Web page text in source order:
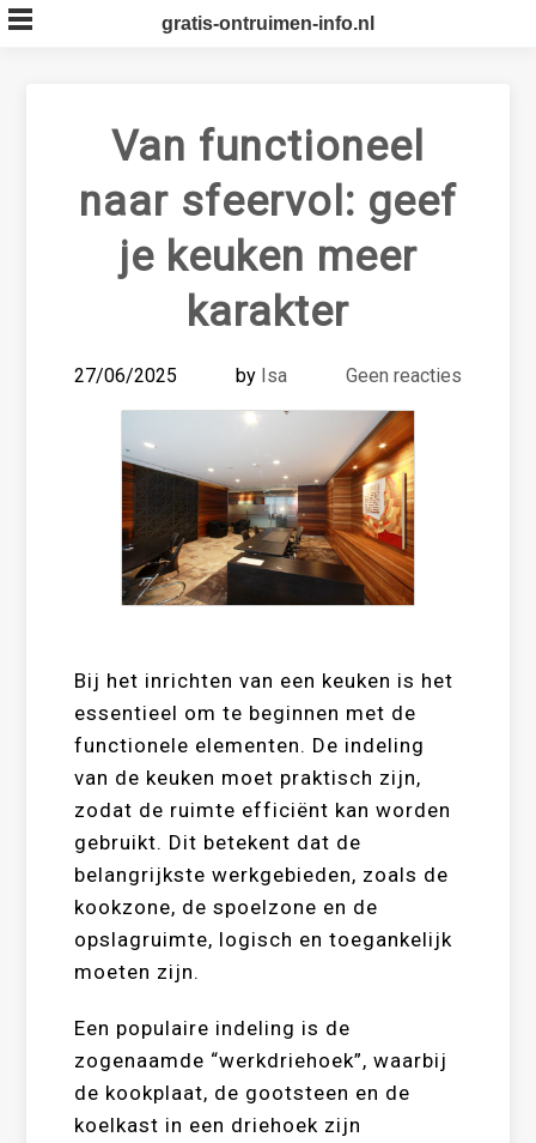
Skip
to
gratis-ontruimen-info.nl
Van functioneel
naar sfeervol: geef
je keuken meer
karakter
27/06/2025 by Isa Geen reacties
Bij het inrichten van een keuken is het
essentieel om te beginnen met de
functionele elementen. De indeling
van de keuken moet praktisch zijn,
zodat de ruimte efficiënt kan worden
gebruikt. Dit betekent dat de
belangrijkste werkgebieden, zoals de
kookzone, de spoelzone en de
opslagruimte, logisch en toegankelijk
moeten zijn.
Een populaire indeling is de
zogenaamde “werkdriehoek”, waarbij
de kookplaat, de gootsteen en de
koelkast in een driehoek zijn